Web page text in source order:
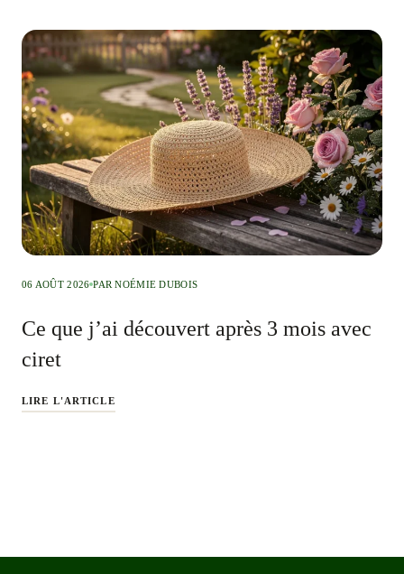
06 AOÛT 2026 PAR NOÉMIE DUBOIS
Ce que j’ai découvert après 3 mois avec
ciret
LIRE L'ARTICLE